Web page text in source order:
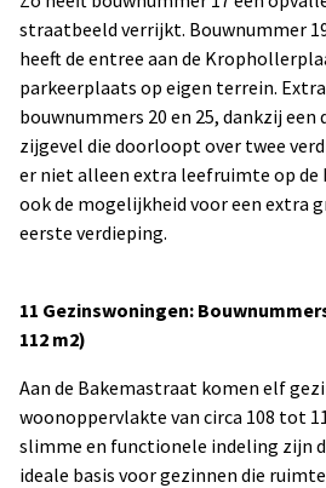
straatbeeld verrijkt. Bouwnummer
heeft de entree aan de
parkeerplaats op eigen terrein.
bouwnummers 20 en 25, dankzij een
zijgevel die doorloopt over twee
er niet alleen extra leefruimte op de
ook de mogelijkheid voor een extra
eerste verdieping.
11 Gezinswoningen:
112 m2)
Aan de Bakemastraat komen elf
woonoppervlakte van circa 108 tot
slimme en functionele indeling zijn
ideale basis voor gezinnen die